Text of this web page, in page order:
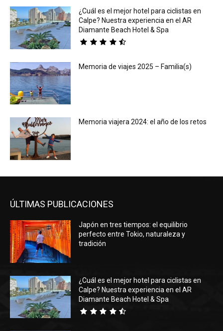
¿Cuál es el mejor hotel para ciclistas en
Calpe? Nuestra experiencia en el AR
Diamante Beach Hotel & Spa
Memoria de viajes 2025 – Familia(s)
Memoria viajera 2024: el año de los retos
ÚLTIMAS PUBLICACIONES
Japón en tres tiempos: el equilibrio
perfecto entre Tokio, naturaleza y
tradición
¿Cuál es el mejor hotel para ciclistas en
Calpe? Nuestra experiencia en el AR
Diamante Beach Hotel & Spa